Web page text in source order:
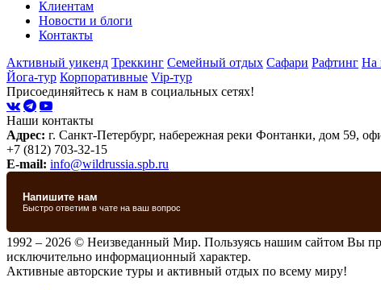
Клиентам
Новости и блоги
Контакты
Активный уикенд Треккинг Семейный отдых Сафари Рафтинг На
Йога-тур Корпоративные Vip-тур
Присоединяйтесь к нам в социальных сетях!
Наши контакты
Адрес: г. Санкт-Петербург, набережная реки Фонтанки, дом 59,
+7 (812) 703-32-15
E-mail: info@wildrussia.spb.ru
1992 – 2026 © Неизведанный Мир. Пользуясь нашим сайтом Вы
исключительно информационный характер.
Активные авторские туры и активный отдых по всему миру!